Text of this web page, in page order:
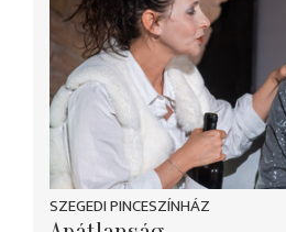
SZEGEDI PINCESZÍNHÁZ